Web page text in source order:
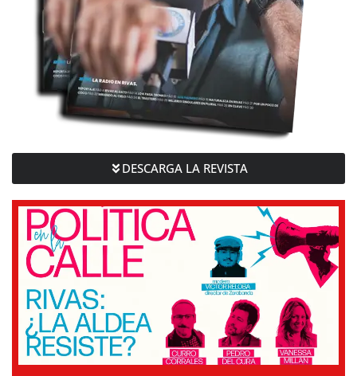
DESCARGA LA REVISTA